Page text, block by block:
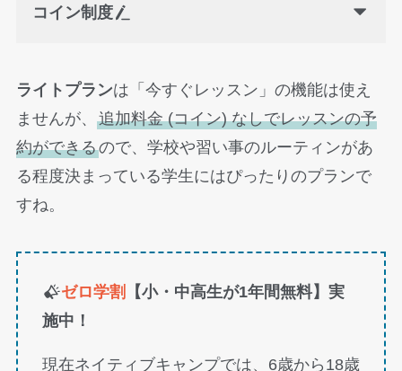
コイン制度
ライトプランは「今すぐレッスン」の機能は使え
ませんが、 追加料金 (コイン) なしでレッスンの予
約ができるので、学校や習い事のルーティンがあ
る程度決まっている学生にはぴったりのプランで
すね。
ゼロ学割
【小・中高生が1年間無料】実
施中！
現在ネイティブキャンプでは、6歳から18歳